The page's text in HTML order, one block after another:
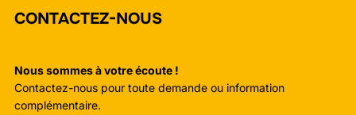
CONTACTEZ-NOUS
Nous sommes à votre écoute !
Contactez-nous pour toute demande ou information
complémentaire.